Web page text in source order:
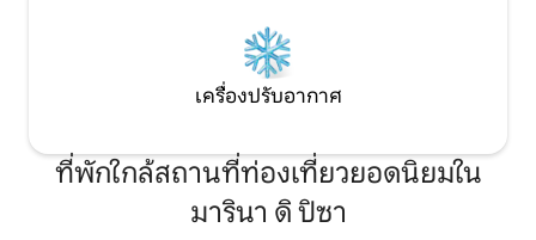
เครื่องปรับอากาศ
ที่พักใกล้สถานที่ท่องเที่ยวยอดนิยมใน
มารินา ดิ ปิซา